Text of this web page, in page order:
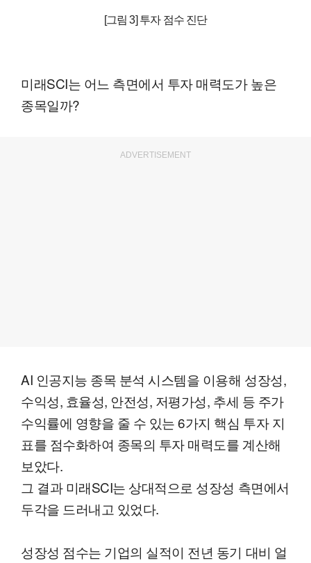
[그림 3] 투자 점수 진단
미래SCI는 어느 측면에서 투자 매력도가 높은
종목일까?
ADVERTISEMENT
AI 인공지능 종목 분석 시스템을 이용해 성장성,
수익성, 효율성, 안전성, 저평가성, 추세 등 주가
수익률에 영향을 줄 수 있는 6가지 핵심 투자 지
표를 점수화하여 종목의 투자 매력도를 계산해
보았다.
그 결과 미래SCI는 상대적으로 성장성 측면에서
두각을 드러내고 있었다.
성장성 점수는 기업의 실적이 전년 동기 대비 얼